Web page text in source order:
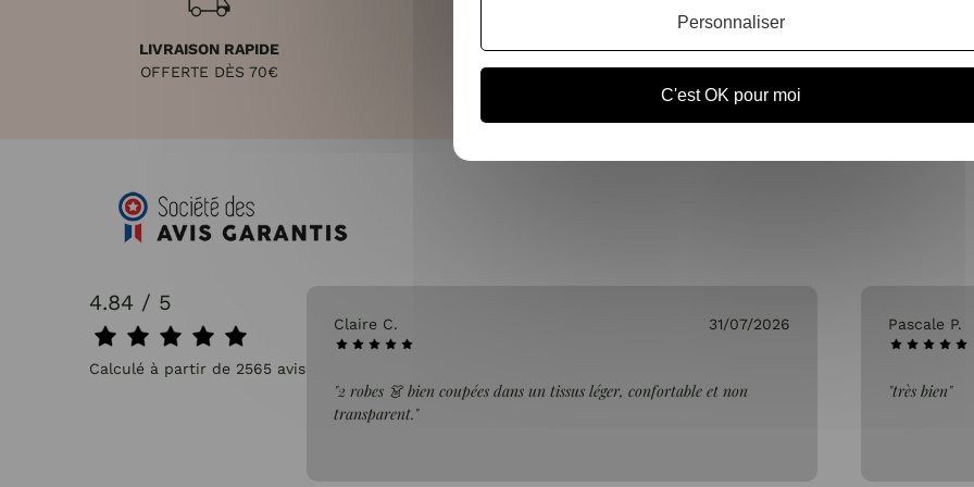
LIVRAISON RAPIDE
OFFERTE DÈS 70€
RETOURS SOUS 14 JOURS
SERVICE CLIENT
À VOTRE ÉCOUTE DU
4.84 / 5
Calculé à partir de 2565 avis.
31/07/2026 Claire C. 31/07/2026
"2 robes 👗 bien coupées dans un tissus léger, confortable et non
transparent."
Pascale P.
"très bien"
C'est OK pour moi
Personnaliser